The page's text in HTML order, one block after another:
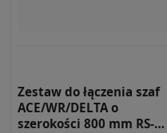
Zestaw do łączenia szaf
ACE/WR/DELTA o
szerokości 800 mm RS-